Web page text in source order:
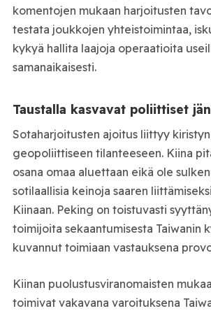
komentojen mukaan harjoitusten
testata joukkojen yhteistoimintaa,
kykyä hallita laajoja operaatioita
samanaikaisesti.
Taustalla kasvavat poliittiset
Sotaharjoitusten ajoitus liittyy
geopoliittiseen tilanteeseen. Kiina
osana omaa aluettaan eikä ole
sotilaallisia keinoja saaren
Kiinaan. Peking on toistuvasti
toimijoita sekaantumisesta Taiwanin
kuvannut toimiaan vastauksena
Kiinan puolustusviranomaisten
toimivat vakavana varoituksena